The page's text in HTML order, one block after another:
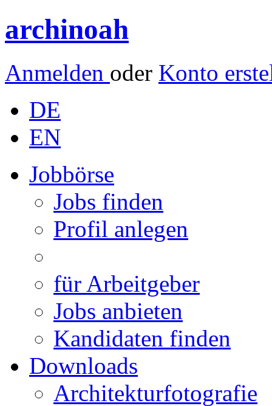
archinoah
Anmelden oder Konto
DE
EN
Jobbörse
Jobs finden
Profil anlegen
für Arbeitgeber
Jobs anbieten
Kandidaten finden
Downloads
Architekturfotografie